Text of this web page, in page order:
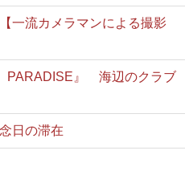
一流カメラマンによる撮影
』 海辺のクラブ
日の滞在